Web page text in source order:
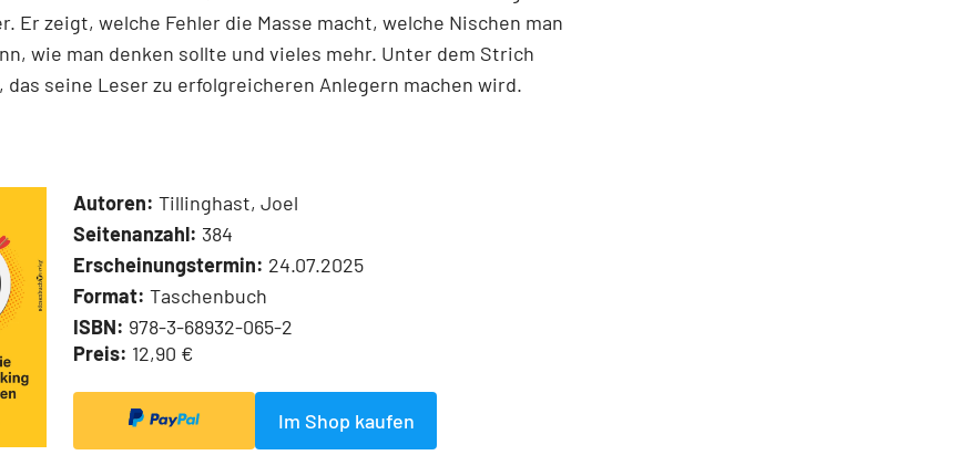
Er zeigt, welche Fehler die Masse macht, welche Nischen man
wie man denken sollte und vieles mehr. Unter dem Strich
das seine Leser zu erfolgreicheren Anlegern machen wird.
Autoren: Tillinghast, Joel
Seitenanzahl: 384
Erscheinungstermin: 24.07.2025
Format: Taschenbuch
ISBN: 978-3-68932-065-2
Preis: 12,90 €
Im Shop kaufen